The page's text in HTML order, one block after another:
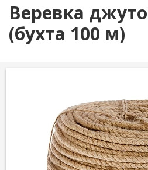
Веревка
(бухта 100 м)